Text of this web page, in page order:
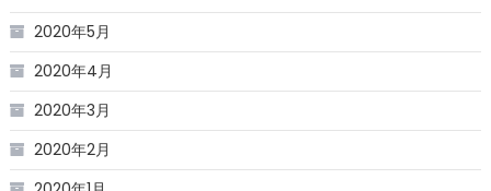
2020年5月
2020年4月
2020年3月
2020年2月